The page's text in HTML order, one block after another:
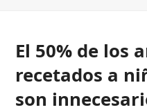
El 50% de los
recetados a
son